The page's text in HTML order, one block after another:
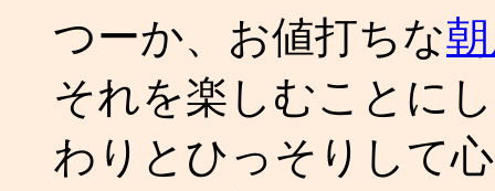
つーか、お値打ちな
それを楽しむことに
わりとひっそりして